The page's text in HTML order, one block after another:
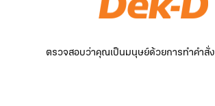
ตรวจสอบว่าคุณเป็นมนุษย์ด้วยการทำคำสั่ง